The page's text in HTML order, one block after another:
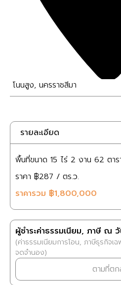
โนนสูง, นครราชสีมา
รายละเอียด
พื้นที่ขนาด 15 ไร่ 2 งาน 62 ตาร
ราคา ฿287 / ตร.ว.
ราคารวม ฿1,800,000
ผู้ชำระค่าธรรมเนียม, ภาษี ณ
(ค่าธรรมเนียมการโอน, ภาษีธุรกิจเฉ
จดจำนอง)
ตามที่ต